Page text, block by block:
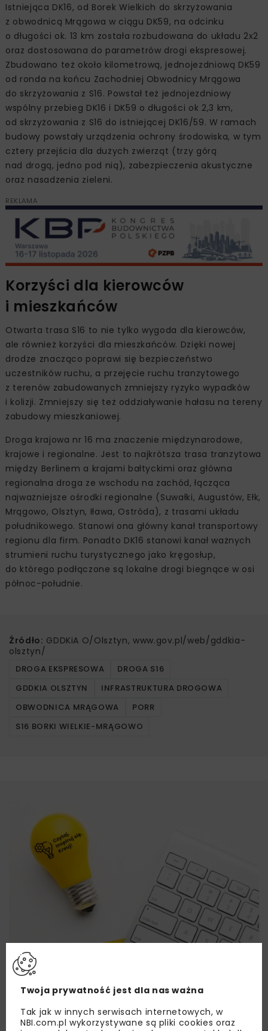
Istniejąca DK16, od Borek Wielkich do skrzyżowania
z obwodnicą Mrągowa w ciągu DK59, na odcinku
o długości ok. 13 km została rozbudowana do układu 2x2
oraz dostosowana do parametrów drogi ekspresowej.
Zbudowano też około kilometrową, jednojezdniową DK59
od ronda na końcu Zachodniej Obwodnicy Mrągowa
do skrzyżowania z S16. Powstał też jednojezdniowy
wspólny przebieg DK16 i DK59 o długości ok 2,3 km,
od skrzyżowania z S16 do istniejącej DK16/59. W ramach
budowy powstały urządzenia ochrony środowiska, w tym
cztery przejścia dla dużych zwierząt (trzy górą
nad drogą, jedno pod nią), zabezpieczenia akustyczne
oraz nasadzenia zieleni.
REKLAMA
Korzyści dla kierowców
i mieszkańców
Otwarta trasa S16 to nie tylko wygoda dla kierowców,
ale również korzyści dla mieszkańców. Dzięki nowej
drodze znacząco poprawi się bezpieczeństwo
uczestników ruchu, a przejęcie ruchu tranzytowego
z terenów zabudowanych zmniejszy ryzyko wypadków
i kolizji. Zmniejszy się też oddziaływanie hałasu na tereny
zabudowy mieszkaniowej.
Droga krajowa nr 16 ma znaczenie międzynarodowe,
krajowe i regionalne. Jest to najkrótsza trasa tranzytowa
między Berlinem a krajami bałtyckimi oraz główna
regionalna droga ze wschodu na zachód, łącząca
najważniejsze ośrodki regionalne (Suwałki, Augustów, Ełk,
Mrągowo, Olsztyn, Iława, Ostróda), z trasami układu
południkowego. Stanowi ona główny kanał transportowy
regionu dla firm. Ponadto DK16 stanowi kanał ważnych
strumieni ruchu turystycznego jako kręgosłup,
do którego podłączone są lokalne drogi biegnące w osi
północ-południe.
Źródło: GDDKiA O/Olsztyn, www.gov.pl/web/gddkia-
olsztyn/
DROGA EKSPRESOWA
DROGA S16
GDDKIA OLSZTYN
INFRASTRUKTURA DROGOWA
OBWODNICA MRĄGOWA
PORR
S16 BORKI WIELKIE-MRĄGOWO
Twoja prywatność jest dla nas ważna
Tak jak w innych serwisach internetowych, w
NBI.com.pl wykorzystywane są pliki cookies oraz